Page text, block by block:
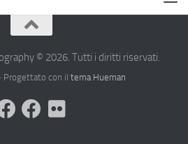
© 2026. Tutti i diritti riservati.
con il tema Hueman